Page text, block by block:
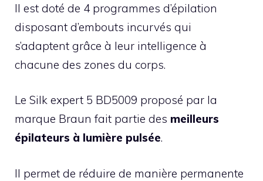
Il est doté de 4 programmes d’épilation
disposant d’embouts incurvés qui
s’adaptent grâce à leur intelligence à
chacune des zones du corps.
Le Silk expert 5 BD5009 proposé par la
marque Braun fait partie des meilleurs
épilateurs à lumière pulsée.
Il permet de réduire de manière permanente